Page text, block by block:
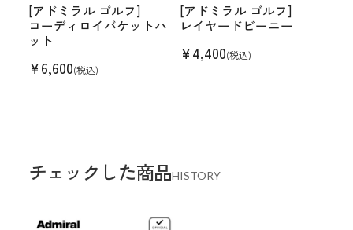
[アドミラル ゴルフ]
コーディロイバケットハ
ット
¥6,600(税込)
[アドミラル ゴルフ]
レイヤードビーニー
¥4,400(税込)
チェックした商品HISTORY